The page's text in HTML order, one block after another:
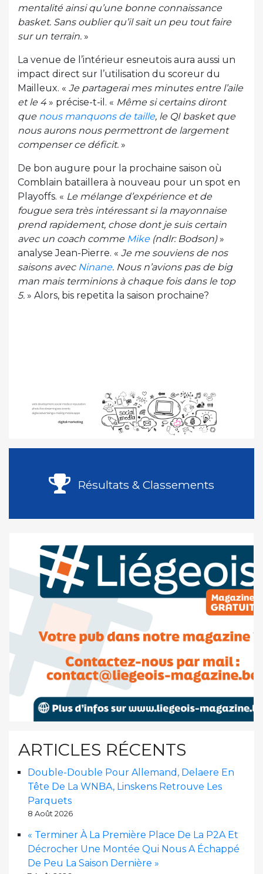
mentalité ainsi qu’une bonne connaissance
basket. Sans oublier qu’il sait un peu tout faire
sur un terrain. »
La venue de l’intérieur esneutois aura aussi un
impact direct sur l’utilisation du scoreur du
Mailleux. « Je partagerai mes minutes entre l’aile
et le 4» précise-t-il. « Même si certains diront
que nous manquons de taille, le QI basket que
nous aurons nous permettront de largement
compenser ce déficit. »
De bon augure pour la prochaine saison où
Comblain bataillera à nouveau pour un spot en
Playoffs. « Le mélange d’expérience et de
fougue sera très intéressant si la mayonnaise
prend rapidement, chose dont je suis certain
avec un coach commeMike(ndlr: Bodson)»
analyse Jean-Pierre. « Je me souviens de nos
saisons avec Ninane. Nous n’avions pas de big
man mais terminions à chaque fois dans le top
5. » Alors, bis repetita la saison prochaine?
Résultats & Classements
ARTICLES RÉCENTS
Double-Double Pour Allemand, Delaere En
Tête De La WNBA, Linskens Retrouve Les
Parquets
8 Août 2026
« Terminer À La Première Place De La P2A Et
Décrocher Une Montée Qui Nous A Échappé
De Peu La Saison Dernière »